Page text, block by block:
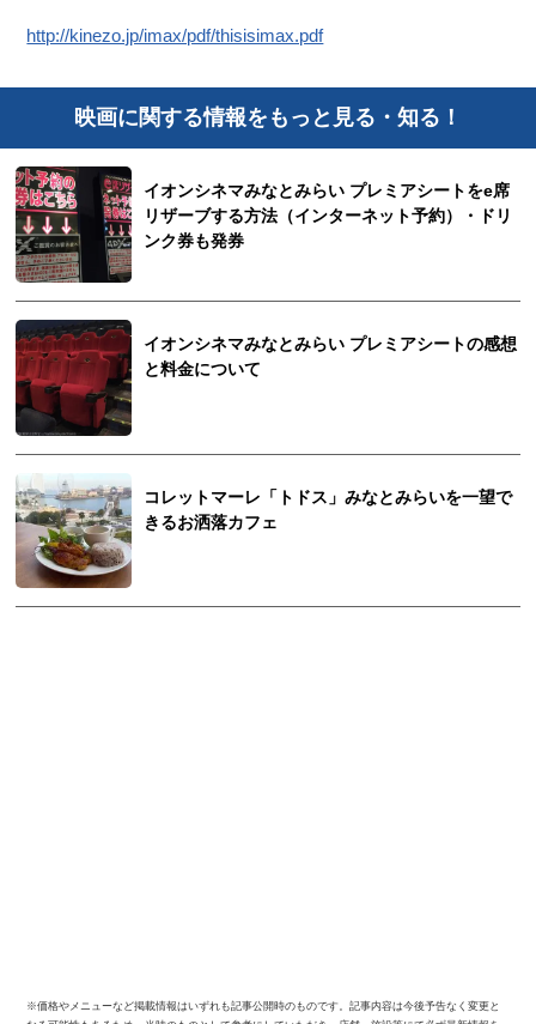
http://kinezo.jp/imax/pdf/thisisimax.pdf
映画に関する情報をもっと見る・知る！
イオンシネマみなとみらい プレミアシートをe席
リザーブする方法（インターネット予約）・ドリ
ンク券も発券
イオンシネマみなとみらい プレミアシートの感想
と料金について
コレットマーレ「トドス」みなとみらいを一望で
きるお洒落カフェ
※価格やメニューなど掲載情報はいずれも記事公開時のものです。記事内容は今後予告なく変更と